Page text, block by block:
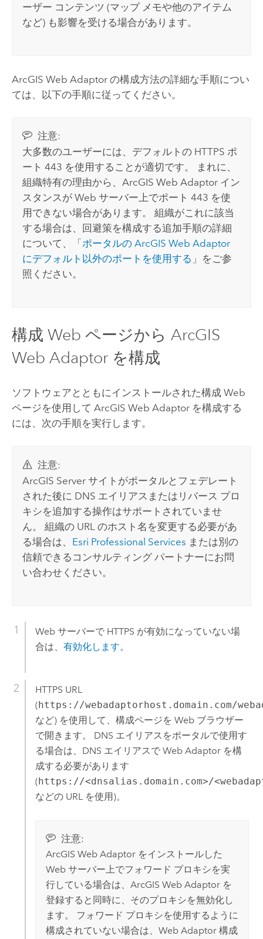
ーザー コンテンツ (マップ メモや他のアイテム
など) も影響を受ける場合があります。
ArcGIS Web Adaptorの構成方法の詳細な手順につい
ては、以下の手順に従ってください。
注意:
大多数のユーザーには、デフォルトの HTTPS ポ
ート 443 を使用することが適切です。 まれに、
組織特有の理由から、ArcGIS Web Adaptor イン
スタンスが Web サーバー上でポート 443 を使
用できない場合があります。 組織がこれに該当
する場合は、回避策を構成する追加手順の詳細
について、「ポータルのArcGIS Web Adaptor
にデフォルト以外のポートを使用する 」をご参
照ください。
構成 Web ページから ArcGIS
Web Adaptorを構成
ソフトウェアとともにインストールされた構成 Web
ページを使用して ArcGIS Web Adaptorを構成する
には、次の手順を実行します。
注意:
ArcGIS Server サイトがポータルとフェデレート
された後に DNS エイリアスまたはリバース プロ
キシを追加する操作はサポートされていませ
ん。 組織の URL のホスト名を変更する必要があ
る場合は、 Esri Professional Services または別の
信頼できるコンサルティング パートナーにお問
い合わせください。
Web サーバーで HTTPS が有効になっていない場
合は、 有効化します。
HTTPS URL
( https://webadaptorhost.domain.com/
など) を使用して、構成ページを Web ブラウザー
で開きます。 DNS エイリアスをポータルで使用す
る場合は、DNS エイリアスで Web Adaptor を構
成する必要があります
( https://<dnsalias.domain.com>/
などの URL を使用)。
注意:
ArcGIS Web Adaptorをインストールした
Web サーバー上でフォワード プロキシを実
行している場合は、ArcGIS Web Adaptor を
登録すると同時に、そのプロキシを無効化し
ます。 フォワード プロキシを使用するように
構成されていない場合は、Web Adaptor 構成